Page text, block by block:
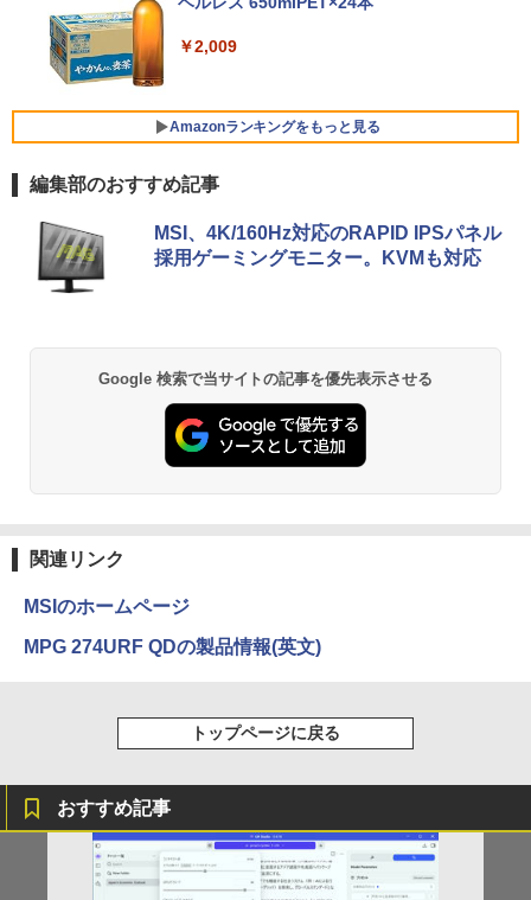
ーボード スリム ペン付き/ Office付き/
サファイア
コン 特別モデル Surface Laptop 13 イ
opilot+ PC /13.0型 /Windows11 Home /
Snapdragon X Plus /メモリ：16GB /UF
S：1TB /M365 (24か月) or Office 選択
￥25,977
Philips｜フィリップス 液晶ディスプレ
イ(23.8型/IPS/WQHD 2560×1440/75Hz/1
￥6,678
Xiaomi シャオミ REDMI Buds 8 Lite ワイヤ
￥3,480
￥2,009
Amazonランキングをもっと見る
薬屋のひとりごと 17巻 (デジタル版ビッグガ
ンガンコミックス)
異世界居酒屋「のぶ」(22) (角川コミックス・
￥832
￥572
版ビッグガンガンコミックス)
￥810
編集部のおすすめ記事
MSI、4K/160Hz対応のRAPID IPSパネル
採用ゲーミングモニター。KVMも対応
Google 検索で当サイトの記事を優先表示させる
関連リンク
MSIのホームページ
MPG 274URF QDの製品情報(英文)
トップページに戻る
おすすめ記事